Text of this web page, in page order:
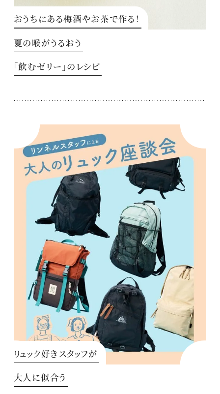
おうちにある梅酒やお茶で作る！
夏の喉がうるおう
「飲むゼリー」のレシピ
リュック好きスタッフが
大人に似合う